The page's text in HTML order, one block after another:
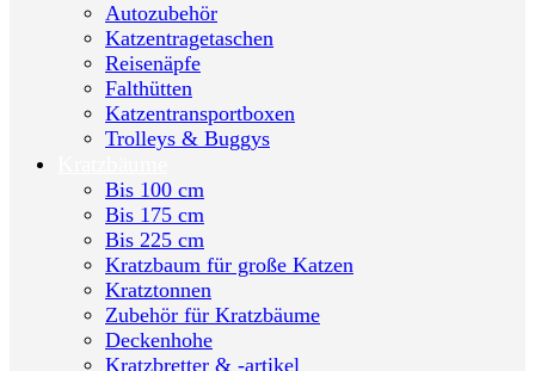
Autozubehör
Katzentragetaschen
Reisenäpfe
Falthütten
Katzentransportboxen
Trolleys & Buggys
Bis 100 cm
Bis 175 cm
Bis 225 cm
Kratzbaum für große Katzen
Kratztonnen
Zubehör für Kratzbäume
Deckenhohe
Kratzbretter & -artikel